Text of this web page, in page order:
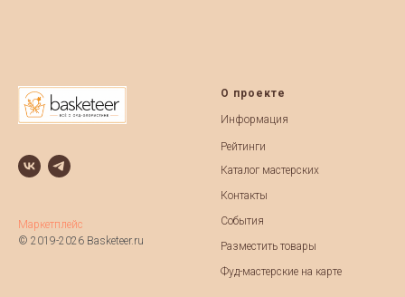
Маркетплейс
© 2019-2026 Basketeer.ru
О проекте
Информация
Рейтинги
Каталог мастерских
Контакты
События
Разместить товары
Фуд-мастерские на карте